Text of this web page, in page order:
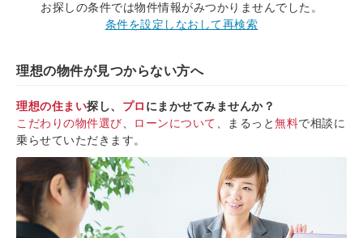
お探しの条件では物件情報がみつかりませんでした。
条件を設定しなおして再検索
理想の物件が見つからない方へ
理想の住まい探し、 プロ にまかせてみませんか？
こだわりの物件選び
ローンについて 、まるっと無料で相談に
乗らせていただきます。